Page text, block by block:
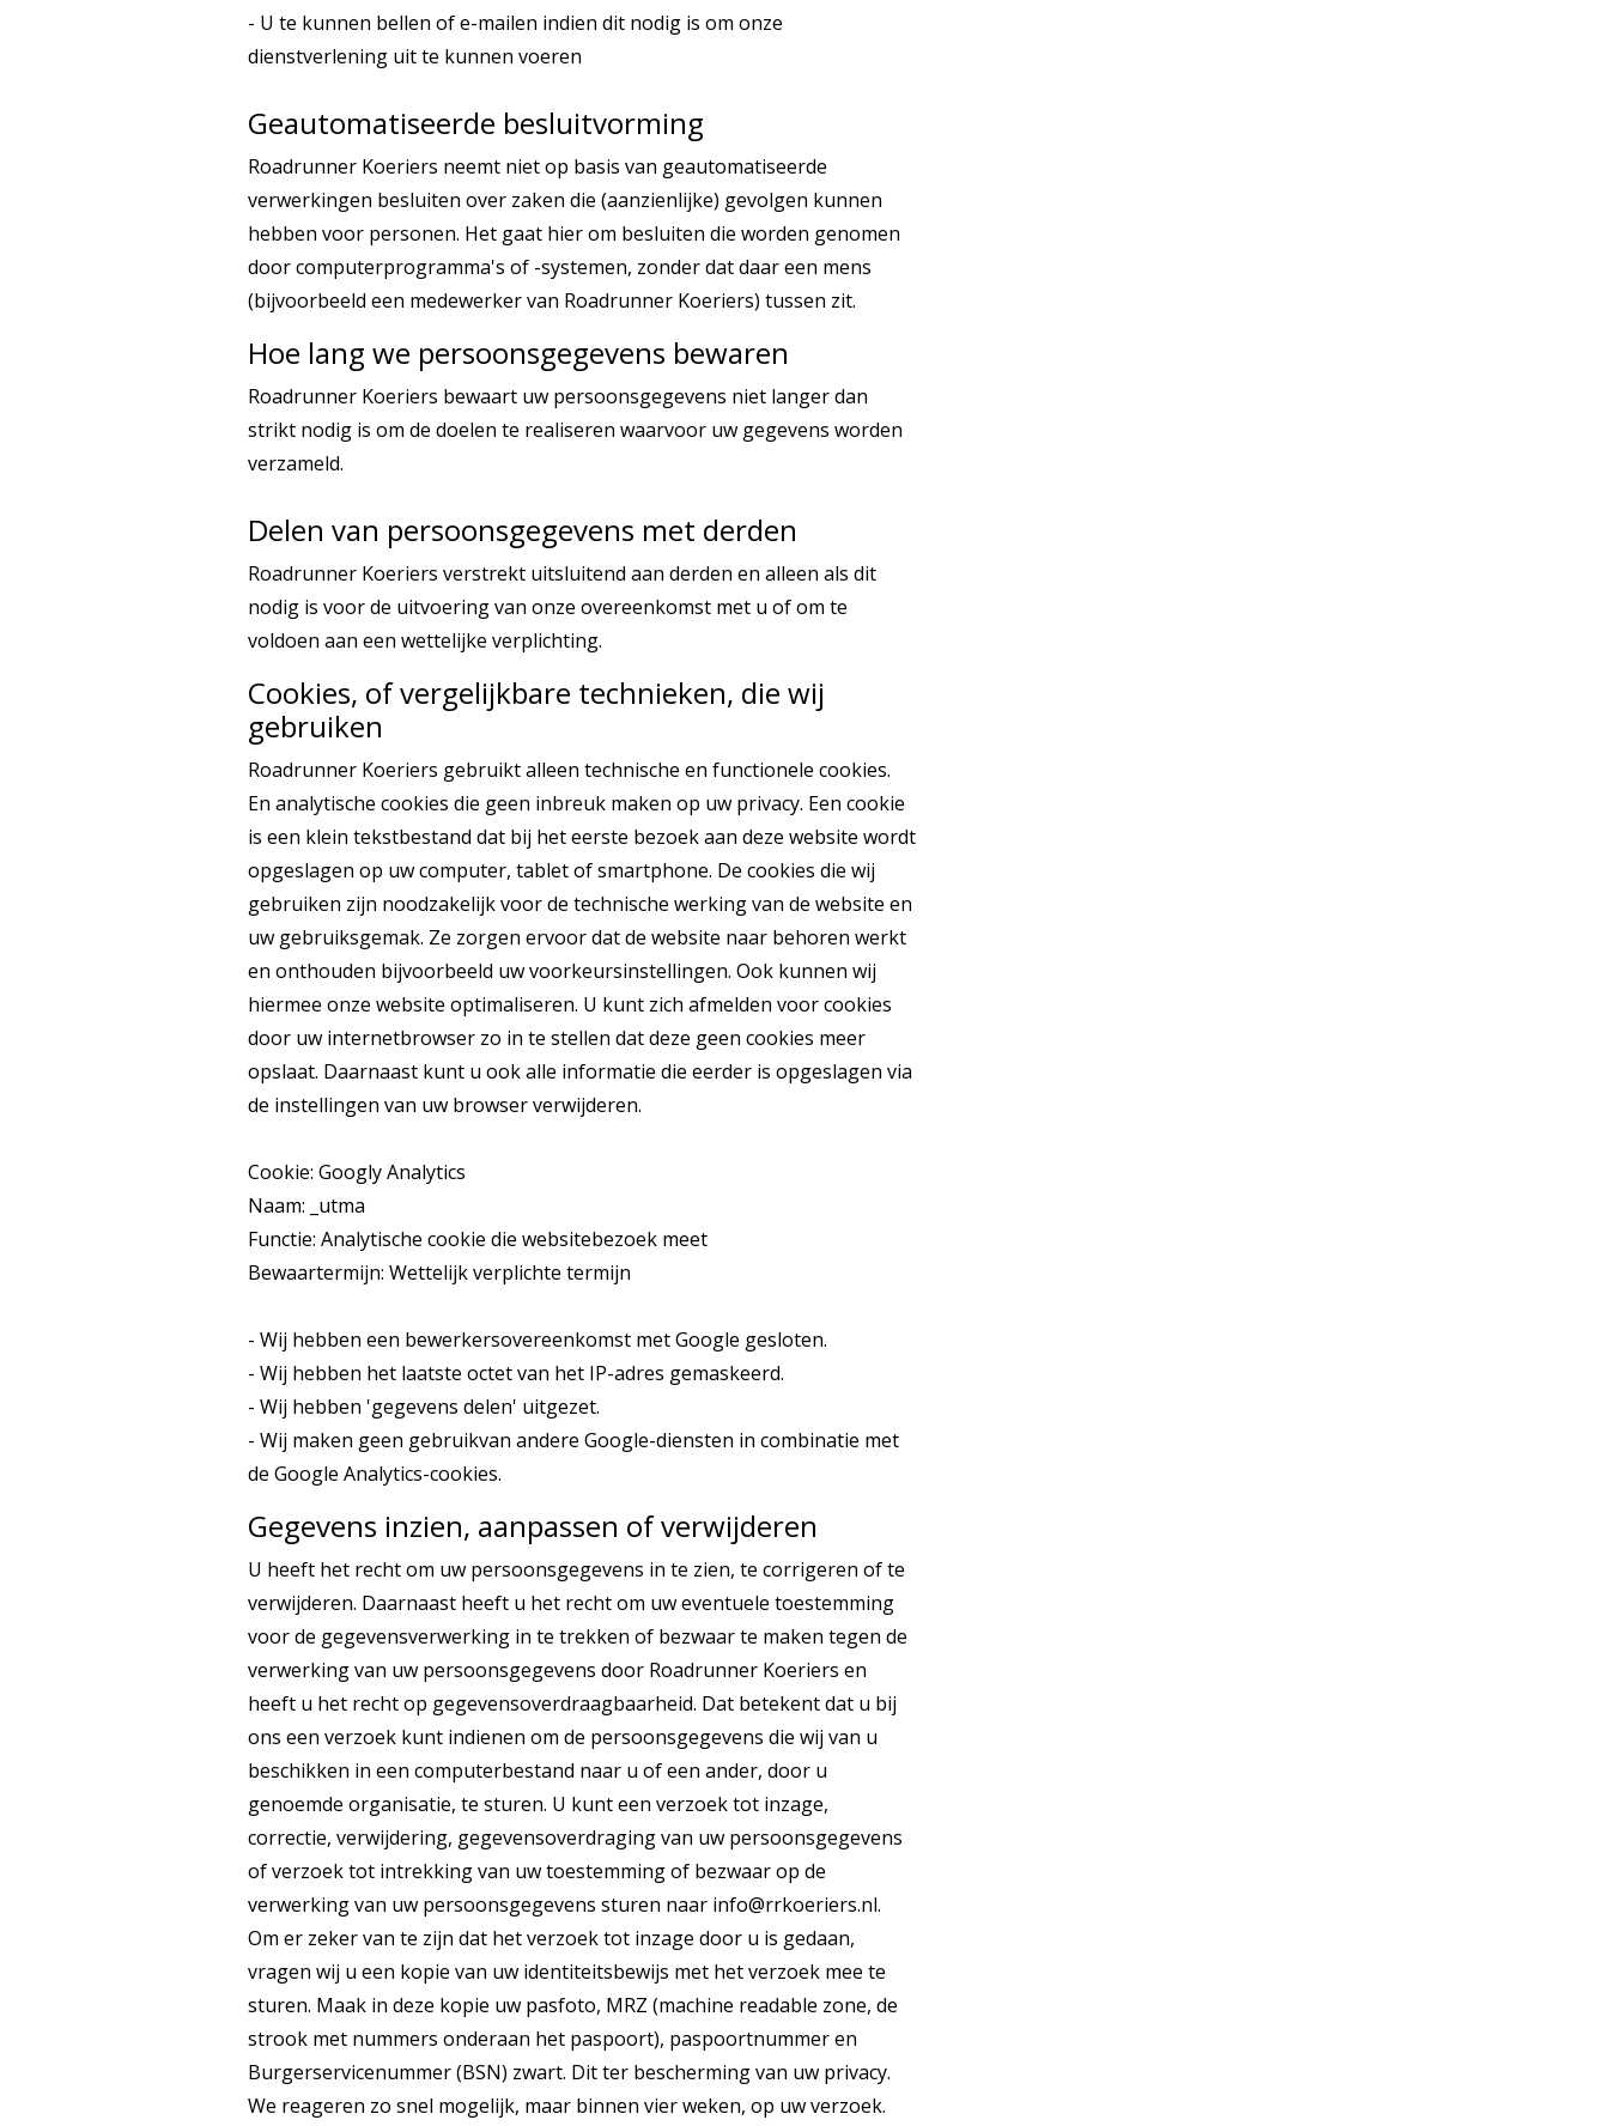
- U te kunnen bellen of e-mailen indien dit nodig is om onze
dienstverlening uit te kunnen voeren
Geautomatiseerde besluitvorming
Roadrunner Koeriers neemt niet op basis van geautomatiseerde
verwerkingen besluiten over zaken die (aanzienlijke) gevolgen kunnen
hebben voor personen. Het gaat hier om besluiten die worden genomen
door computerprogramma's of -systemen, zonder dat daar een mens
(bijvoorbeeld een medewerker van Roadrunner Koeriers) tussen zit.
Hoe lang we persoonsgegevens bewaren
Roadrunner Koeriers bewaart uw persoonsgegevens niet langer dan
strikt nodig is om de doelen te realiseren waarvoor uw gegevens worden
verzameld.
Delen van persoonsgegevens met derden
Roadrunner Koeriers verstrekt uitsluitend aan derden en alleen als dit
nodig is voor de uitvoering van onze overeenkomst met u of om te
voldoen aan een wettelijke verplichting.
Cookies, of vergelijkbare technieken, die wij
gebruiken
Roadrunner Koeriers gebruikt alleen technische en functionele cookies.
En analytische cookies die geen inbreuk maken op uw privacy. Een cookie
is een klein tekstbestand dat bij het eerste bezoek aan deze website wordt
opgeslagen op uw computer, tablet of smartphone. De cookies die wij
gebruiken zijn noodzakelijk voor de technische werking van de website en
uw gebruiksgemak. Ze zorgen ervoor dat de website naar behoren werkt
en onthouden bijvoorbeeld uw voorkeursinstellingen. Ook kunnen wij
hiermee onze website optimaliseren. U kunt zich afmelden voor cookies
door uw internetbrowser zo in te stellen dat deze geen cookies meer
opslaat. Daarnaast kunt u ook alle informatie die eerder is opgeslagen via
de instellingen van uw browser verwijderen.
Cookie: Googly Analytics
Naam: _utma
Functie: Analytische cookie die websitebezoek meet
Bewaartermijn: Wettelijk verplichte termijn
- Wij hebben een bewerkersovereenkomst met Google gesloten.
- Wij hebben het laatste octet van het IP-adres gemaskeerd.
- Wij hebben 'gegevens delen' uitgezet.
- Wij maken geen gebruikvan andere Google-diensten in combinatie met
de Google Analytics-cookies.
Gegevens inzien, aanpassen of verwijderen
U heeft het recht om uw persoonsgegevens in te zien, te corrigeren of te
verwijderen. Daarnaast heeft u het recht om uw eventuele toestemming
voor de gegevensverwerking in te trekken of bezwaar te maken tegen de
verwerking van uw persoonsgegevens door Roadrunner Koeriers en
heeft u het recht op gegevensoverdraagbaarheid. Dat betekent dat u bij
ons een verzoek kunt indienen om de persoonsgegevens die wij van u
beschikken in een computerbestand naar u of een ander, door u
genoemde organisatie, te sturen. U kunt een verzoek tot inzage,
correctie, verwijdering, gegevensoverdraging van uw persoonsgegevens
of verzoek tot intrekking van uw toestemming of bezwaar op de
verwerking van uw persoonsgegevens sturen naar info@rrkoeriers.nl.
Om er zeker van te zijn dat het verzoek tot inzage door u is gedaan,
vragen wij u een kopie van uw identiteitsbewijs met het verzoek mee te
sturen. Maak in deze kopie uw pasfoto, MRZ (machine readable zone, de
strook met nummers onderaan het paspoort), paspoortnummer en
Burgerservicenummer (BSN) zwart. Dit ter bescherming van uw privacy.
We reageren zo snel mogelijk, maar binnen vier weken, op uw verzoek.